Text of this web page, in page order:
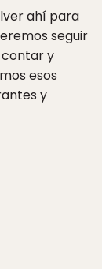
ahí para
seguir
y
esos
y